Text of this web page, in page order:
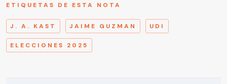
ETIQUETAS DE ESTA NOTA
J. A. KAST JAIME GUZMAN UDI
ELECCIONES 2025